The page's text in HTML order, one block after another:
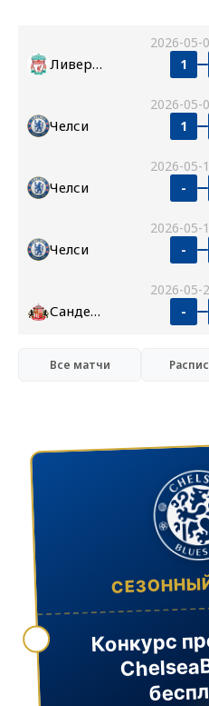
2026-05-
Ливерпуль 1
2026-05-
Челси 1
2026-05-
Челси -
2026-05-
Челси -
2026-05-
Сандерленд -
Все матчи
Конкурс